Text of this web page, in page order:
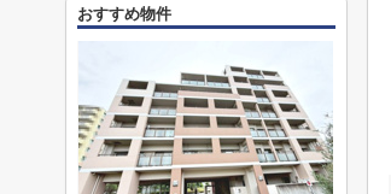
おすすめ物件